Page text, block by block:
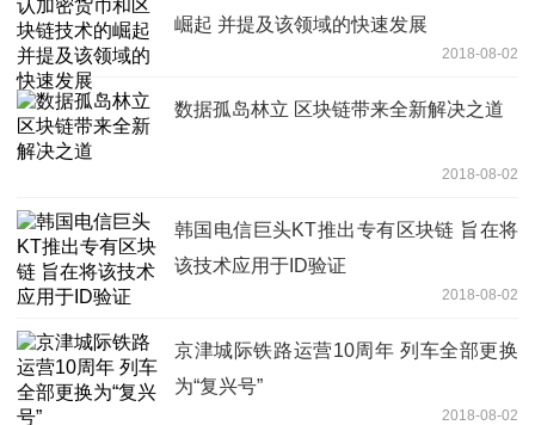
崛起 并提及该领域的快速发展
2018-08-02
数据孤岛林立 区块链带来全新解决之道
2018-08-02
韩国电信巨头KT推出专有区块链 旨在将
该技术应用于ID验证
2018-08-02
京津城际铁路运营10周年 列车全部更换
为“复兴号”
2018-08-02